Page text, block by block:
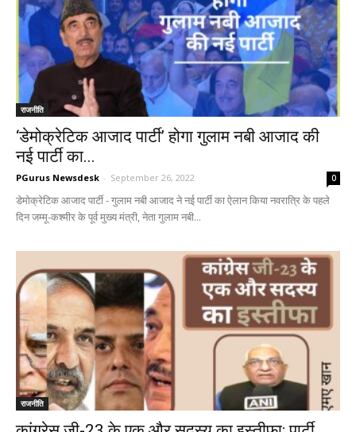
राजनीति
‘डेमोक्रेटिक आजाद पार्टी’ होगा गुलाम नबी आजाद की
नई पार्टी का...
PGurus Newsdesk - September 26, 2022 0
डेमोक्रेटिक आजाद पार्टी - गुलाम नबी आजाद ने नई पार्टी का ऐलान किया नवरात्रि के पहले
दिन जम्मू-कश्मीर के पूर्व मुख्य मंत्री, नेता गुलाम नबी...
राजनीति